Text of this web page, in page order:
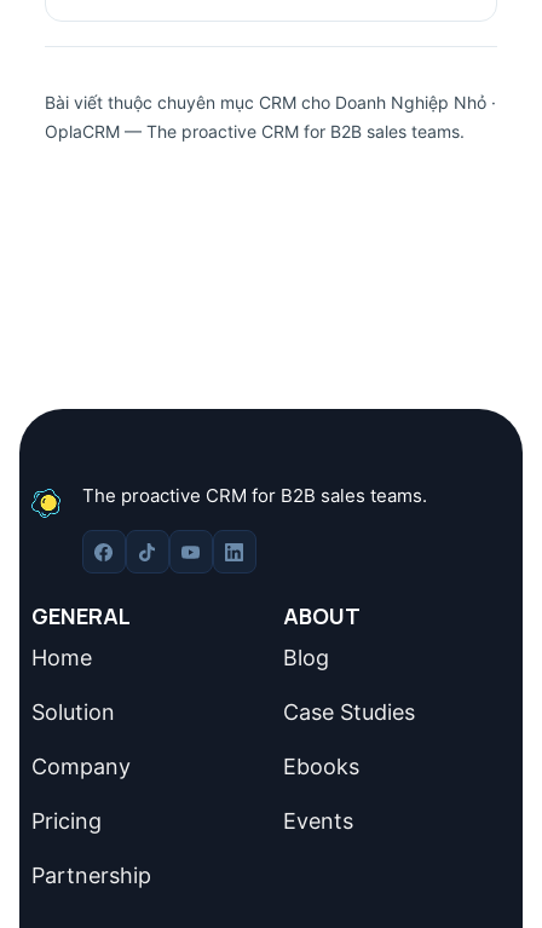
Bài viết thuộc chuyên mục CRM cho Doanh Nghiệp Nhỏ ·
OplaCRM — The proactive CRM for B2B sales teams.
The proactive CRM for B2B sales teams.
GENERAL
Home
Solution
Company
Pricing
Partnership
ABOUT
Blog
Case Studies
Ebooks
Events